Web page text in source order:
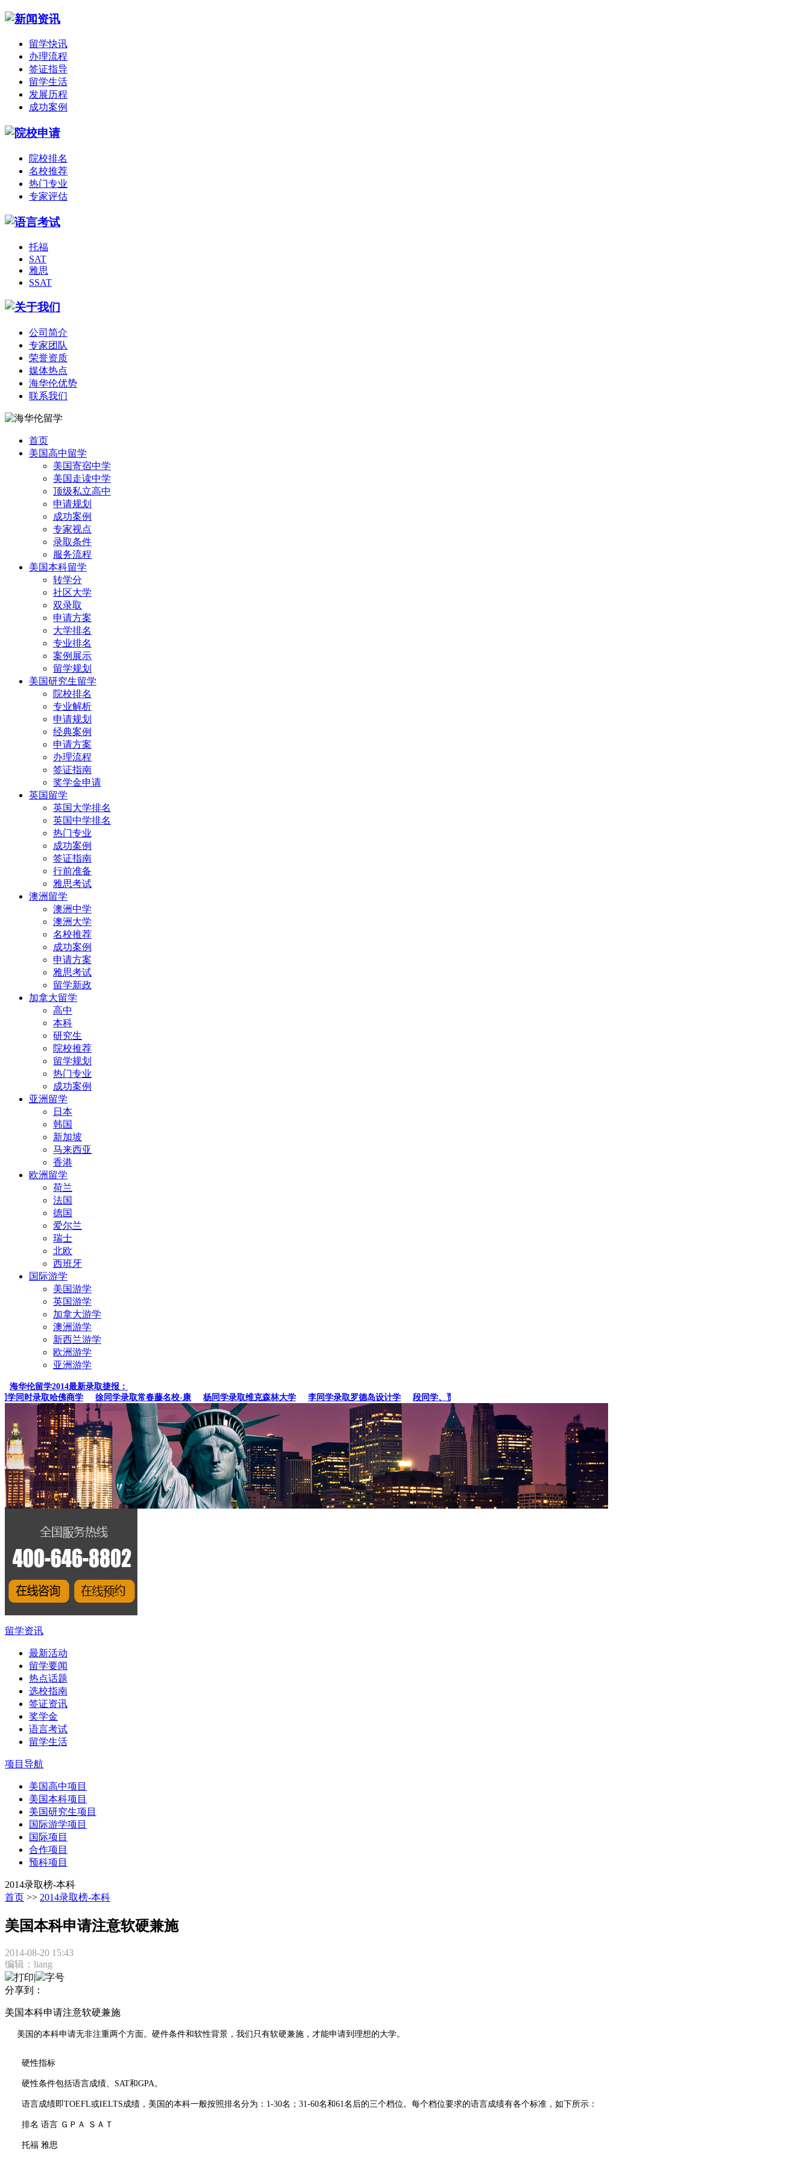
留学快讯
办理流程
签证指导
留学生活
发展历程
成功案例
院校排名
名校推荐
热门专业
专家评估
托福
SAT
雅思
SSAT
公司简介
专家团队
荣誉资质
媒体热点
海华伦优势
联系我们
首页
美国高中留学
美国寄宿中学
美国走读中学
顶级私立高中
申请规划
成功案例
专家视点
录取条件
服务流程
美国本科留学
转学分
社区大学
双录取
申请方案
大学排名
专业排名
案例展示
留学规划
美国研究生留学
院校排名
专业解析
申请规划
经典案例
申请方案
办理流程
签证指南
奖学金申请
英国留学
英国大学排名
英国中学排名
热门专业
成功案例
签证指南
行前准备
雅思考试
澳洲留学
澳洲中学
澳洲大学
名校推荐
成功案例
申请方案
雅思考试
留学新政
加拿大留学
高中
本科
研究生
院校推荐
留学规划
热门专业
成功案例
亚洲留学
日本
韩国
新加坡
马来西亚
香港
欧洲留学
荷兰
法国
德国
爱尔兰
瑞士
北欧
西班牙
国际游学
美国游学
英国游学
加拿大游学
澳洲游学
新西兰游学
欧洲游学
亚洲游学
海华伦留学2014最新录取捷报：
时录取哈佛商学
徐同学录取常春藤名校-康 杨同学录取维克森林大学 李同学录取罗德岛设计学 段同学、贾同学录取纽约
留学资讯
最新活动
留学要闻
热点话题
选校指南
签证资讯
奖学金
语言考试
留学生活
项目导航
美国高中项目
美国本科项目
美国研究生项目
国际游学项目
国际项目
合作项目
预科项目
2014录取榜-本科
首页 >> 2014录取榜-本科
美国本科申请注意软硬兼施
2014-08-20 15:43
编辑：liang
打印|
字号
分享到：
美国本科申请注意软硬兼施
美国的本科申请无非注重两个方面。硬件条件和软性背景，我们只有软硬兼施，才能申请到理想的大学。
硬性指标
硬性条件包括语言成绩、SAT和GPA。
语言成绩即TOEFL或IELTS成绩，美国的本科一般按照排名分为：1-30名；31-60名和61名后的三个档位。每个档位要求的语言成绩有各个标准，如下所示：
排名 语言 ＧＰＡ ＳＡＴ
托福 雅思